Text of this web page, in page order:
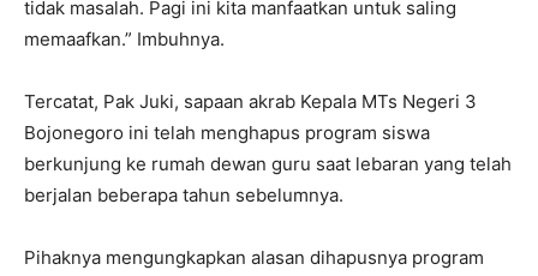
tidak masalah. Pagi ini kita manfaatkan untuk saling
memaafkan.” Imbuhnya.
Tercatat, Pak Juki, sapaan akrab Kepala MTs Negeri 3
Bojonegoro ini telah menghapus program siswa
berkunjung ke rumah dewan guru saat lebaran yang telah
berjalan beberapa tahun sebelumnya.
Pihaknya mengungkapkan alasan dihapusnya program